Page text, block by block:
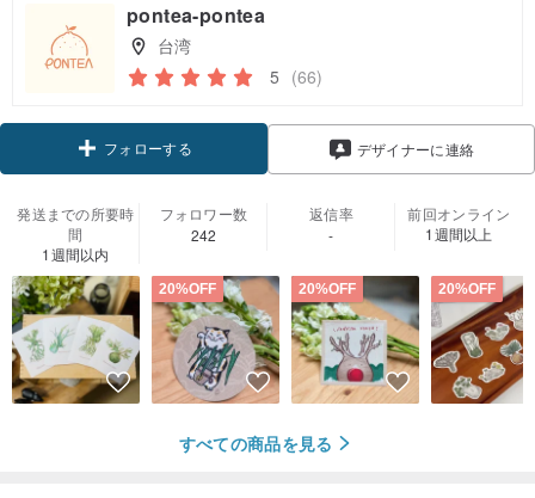
pontea-pontea
台湾
5 (66)
フォローする デザイナーに連絡
発送までの所要時
間
1週間以内
フォロワー数
242
返信率
-
前回オンライン
1週間以上
20%OFF 20%OFF 20%OFF
すべての商品を見る